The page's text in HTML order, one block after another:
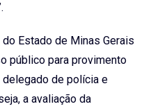
Estado de Minas Gerais
público para provimento
de polícia e
a avaliação da